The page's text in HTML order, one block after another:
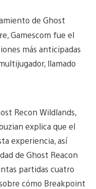
de Ghost
Gamescom fue el
más anticipadas
llamado
Recon Wildlands,
explica que el
experiencia, así
de Ghost Reacon
partidas cuatro
cómo Breakpoint